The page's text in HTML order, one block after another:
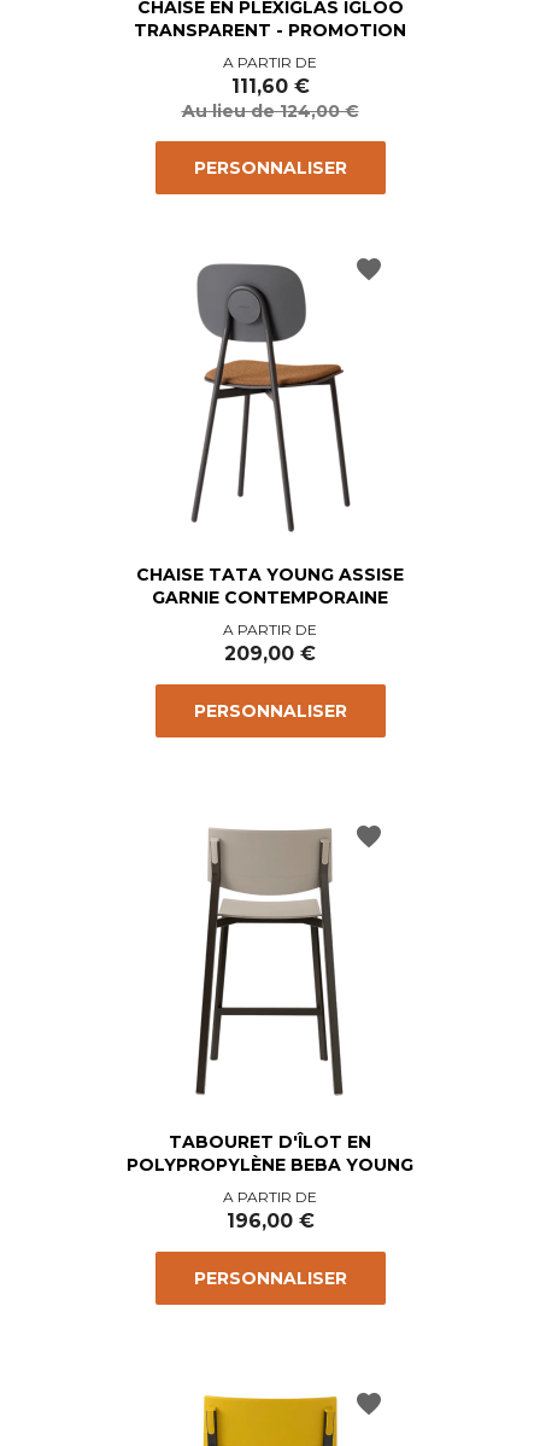
CHAISE EN PLEXIGLAS IGLOO
TRANSPARENT - PROMOTION
Prix
de
base
Prix
A PARTIR DE
111,60 €
Au lieu de 124,00 €
PERSONNALISER
CHAISE TATA YOUNG ASSISE
GARNIE CONTEMPORAINE
Prix
A PARTIR DE
209,00 €
PERSONNALISER
favorite
TABOURET D'ÎLOT EN
POLYPROPYLÈNE BEBA YOUNG
Prix
A PARTIR DE
196,00 €
PERSONNALISER
favorite
favorite